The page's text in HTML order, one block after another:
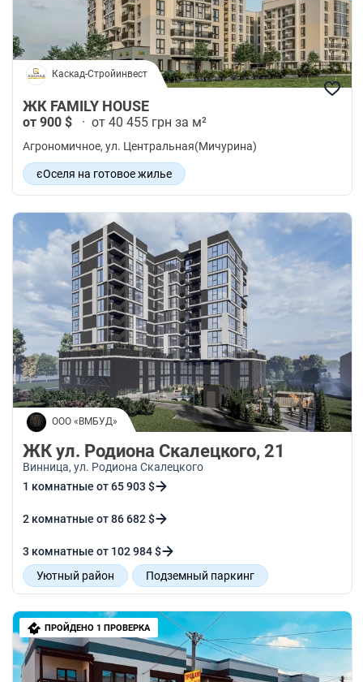
Каскад-Стройинвест
ЖК FAMILY HOUSE
от 900 $ · от 40 455 грн за м²
Агрономичное, ул. Центральная(Мичурина)
єОселя на готовое жилье
ООО «ВМБУД»
ЖК ул. Родиона Скалецкого, 21
Винница, ул. Родиона Скалецкого
1 комнатные от 65 903 $
2 комнатные от 86 682 $
3 комнатные от 102 984 $
Уютный район
Подземный паркинг
Собственное укрытие
Рядом школы и садики
ПРОЙДЕНО 1 ПРОВЕРКА